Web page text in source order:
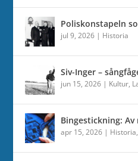
Poliskonstapeln
jul 9, 2026 | Historia
Siv-Inger –
jun 15, 2026 | Kultur,
Bingestickning:
apr 15, 2026 | Historia,